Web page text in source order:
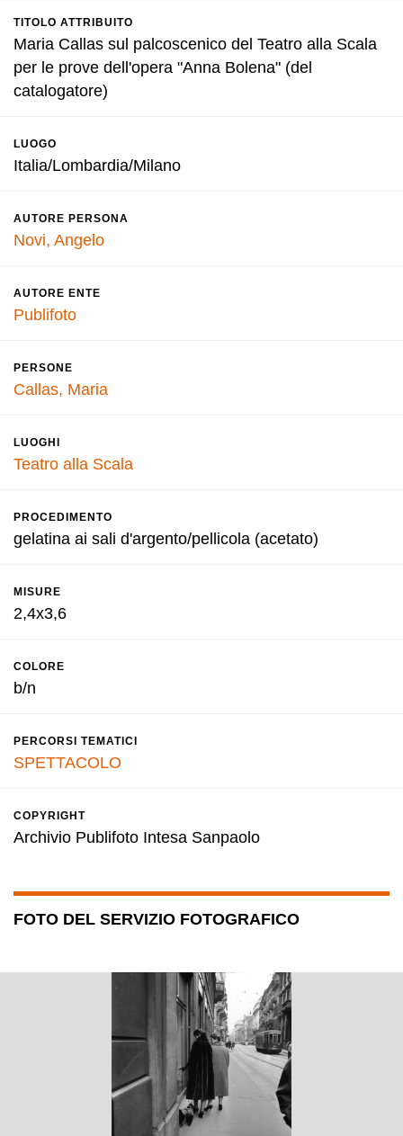
TITOLO ATTRIBUITO
Maria Callas sul palcoscenico del Teatro alla Scala
per le prove dell'opera "Anna Bolena" (del
catalogatore)
LUOGO
Italia/Lombardia/Milano
AUTORE PERSONA
Novi, Angelo
AUTORE ENTE
Publifoto
PERSONE
Callas, Maria
LUOGHI
Teatro alla Scala
PROCEDIMENTO
gelatina ai sali d'argento/pellicola (acetato)
MISURE
2,4x3,6
COLORE
b/n
PERCORSI TEMATICI
SPETTACOLO
COPYRIGHT
Archivio Publifoto Intesa Sanpaolo
FOTO DEL SERVIZIO FOTOGRAFICO